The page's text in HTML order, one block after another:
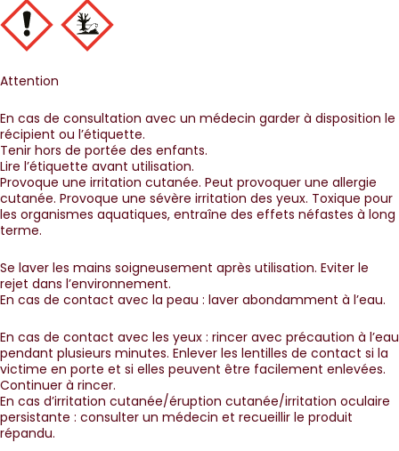
Attention
En cas de consultation avec un médecin garder à disposition le
récipient ou l’étiquette.
Tenir hors de portée des enfants.
Lire l’étiquette avant utilisation.
Provoque une irritation cutanée. Peut provoquer une allergie
cutanée. Provoque une sévère irritation des yeux. Toxique pour
les organismes aquatiques, entraîne des effets néfastes à long
terme.
Se laver les mains soigneusement après utilisation. Eviter le
rejet dans l’environnement.
En cas de contact avec la peau : laver abondamment à l’eau.
En cas de contact avec les yeux : rincer avec précaution à l’eau
pendant plusieurs minutes. Enlever les lentilles de contact si la
victime en porte et si elles peuvent être facilement enlevées.
Continuer à rincer.
En cas d’irritation cutanée/éruption cutanée/irritation oculaire
persistante : consulter un médecin et recueillir le produit
répandu.